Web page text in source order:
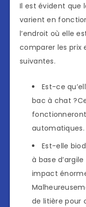
Il est évident que
varient en
l’endroit où elle
comparer les prix
suivantes.
Est-ce
bac à chat
automatiques.
Est-elle
à base
impact
de litière pour